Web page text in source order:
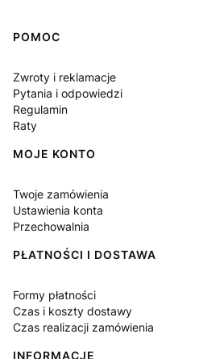
Linki w stopce
POMOC
Zwroty i reklamacje
Pytania i odpowiedzi
Regulamin
Raty
MOJE KONTO
Twoje zamówienia
Ustawienia konta
Przechowalnia
PŁATNOŚCI I DOSTAWA
Formy płatności
Czas i koszty dostawy
Czas realizacji zamówienia
INFORMACJE